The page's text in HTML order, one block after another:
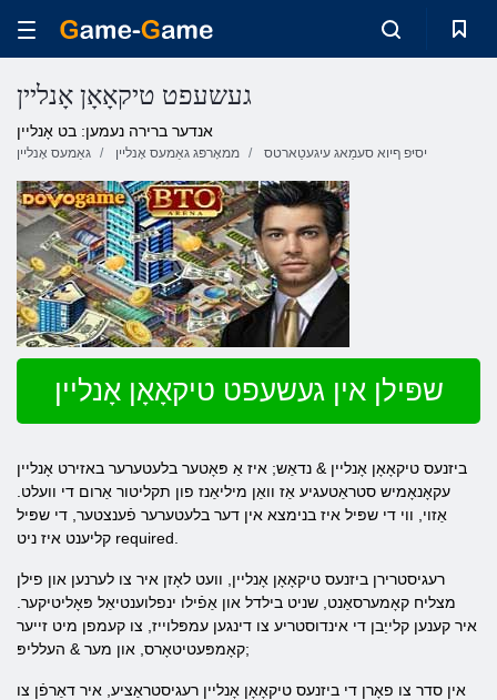
געשעפט טיקאָאָן אָנליין
אנדער ברירה נעמען: בט אָנליין
גאַמעס אָנליין ממאָרפּג גאַמעס אָנליין יסיּפ ףיוא סעמַאג עיגעטַארטס
שפּילן אין געשעפט טיקאָאָן אָנליין
ביזנעס טיקאָאָן אָנליין & נדאַש; איז אַ פּאָטער בלעטערער באזירט אָנליין
עקאָנאָמיש סטראַטעגיע אַז וואַן מיליאַנז פון תקליטור אַרום די וועלט.
אַזוי, ווי די שפּיל איז בנימצא אין דער בלעטערער פֿענצטער, די שפּיל
קליענט איז ניט required.
רעגיסטרירן ביזנעס טיקאָאָן אָנליין, וועט לאָזן איר צו לערנען און פילן
מצליח קאָמערסאַנט, שניט בילדל און אַפֿילו ינפלוענטיאַל פּאָליטיקער.
איר קענען קלייַבן די אינדוסטריע צו דינגען עמפּלוייז, צו קעמפן מיט זייער
קאָמפּעטיטאָרס, און מער & העלליפּ;
אין סדר צו פאָרן די ביזנעס טיקאָאָן אָנליין רעגיסטראַציע, איר דאַרפֿן צו